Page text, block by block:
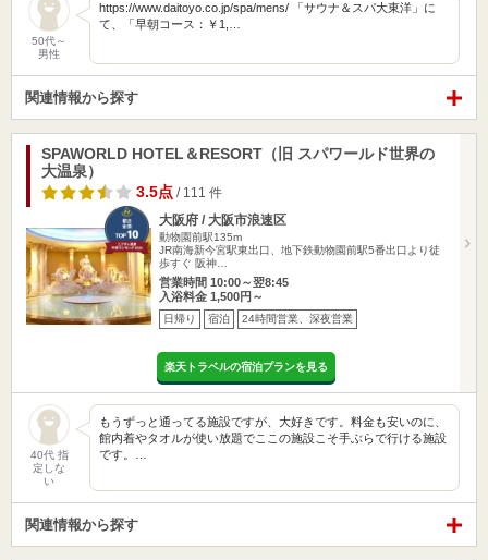
50代～
男性
https://www.daitoyo.co.jp/spa/mens/ 「サウナ＆スパ大東洋」に
て、「早朝コース：￥1,…
関連情報から探す
SPAWORLD HOTEL＆RESORT（旧 スパワールド世界の
大温泉）
3.5点 / 111 件
大阪府 / 大阪市浪速区
動物園前駅135m
JR南海新今宮駅東出口、地下鉄動物園前駅5番出口より徒
歩すぐ 阪神…
営業時間 10:00～翌8:45
入浴料金 1,500円～
日帰り 宿泊 24時間営業、深夜営業
楽天トラベルの宿泊プランを見る
40代 指
定しな
い
もうずっと通ってる施設ですが、大好きです。料金も安いのに、
館内着やタオルが使い放題でここの施設こそ手ぶらで行ける施設
です。…
関連情報から探す